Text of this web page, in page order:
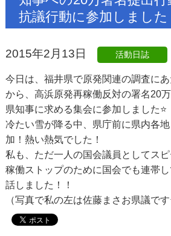
抗議行動に参加しました
2015年2月13日 活動日誌
今日は、福井県で原発関連の調査に
から、高浜原発再稼働反対の署名20
県知事に求める集会に参加しました⭐️
冷たい雪が降る中、県庁前に県内各
加！熱い熱気でした！
私も、ただ一人の国会議員としてス
稼働ストップのために国会でも連帯
話しました！！
（写真で私の左は佐藤まさお県議です